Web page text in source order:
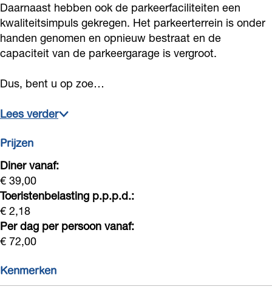
g
s
n
g
s
i
n
g
Daarnaast hebben ook de parkeerfaciliteiten een
kwaliteitsimpuls gekregen. Het parkeerterrein is onder
handen genomen en opnieuw bestraat en de
capaciteit van de parkeergarage is vergroot.
Dus, bent u op zoe…
Lees verder
Prijzen
Diner vanaf:
€ 39,00
Toeristenbelasting p.p.p.d.:
€ 2,18
Per dag per persoon vanaf:
€ 72,00
Kenmerken